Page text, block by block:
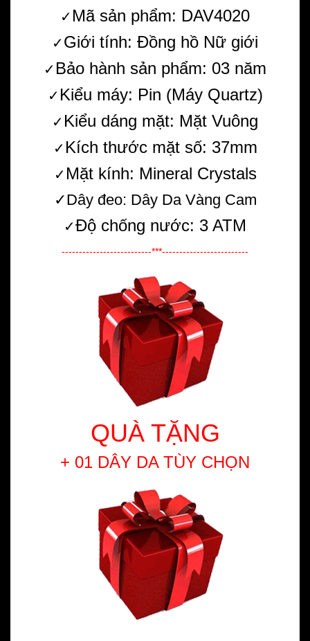
✓ Mã sản phẩm: DAV4020
✓Giới tính: Đồng hồ Nữ giới
✓ Bảo hành sản phẩm: 03 năm
✓ Kiểu máy: Pin (Máy Quartz)
✓ Kiểu dáng mặt: Mặt Vuông
✓ Kích thước mặt số: 37mm
✓ Mặt kính: Mineral Crystals
✓Dây đeo: Dây Da Vàng Cam
✓Độ chống nước: 3 ATM
--------------------------***-------------------------
QUÀ TẶNG
+ 01 DÂY DA TÙY CHỌN